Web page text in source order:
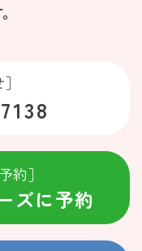
約］
ズに予約